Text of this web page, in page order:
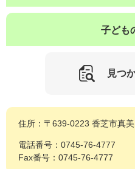
子ども
見つ
住所：〒639-0223 香芝市真
電話番号：0745-76-4777
Fax番号：0745-76-4777